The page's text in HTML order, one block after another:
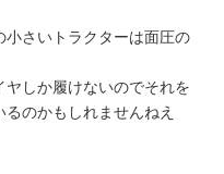
小さいトラクターは面圧の
しか履けないのでそれを
るのかもしれませんねえ